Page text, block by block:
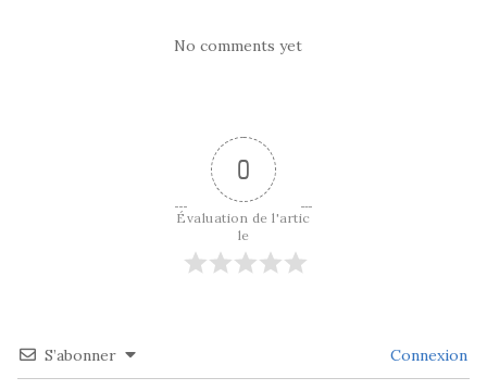
No comments yet
0
Évaluation de l'artic
le
S’abonner Connexion